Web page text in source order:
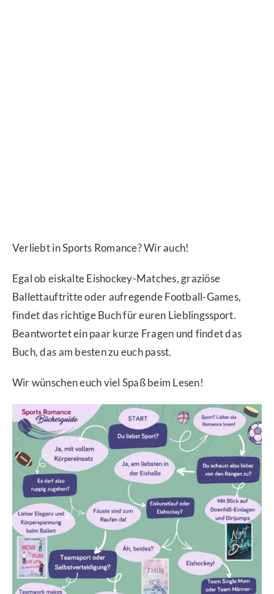
Verliebt in Sports Romance? Wir auch!
Egal ob eiskalte Eishockey-Matches, graziöse
Ballettauftritte oder aufregende Football-Games,
findet das richtige Buch für euren Lieblingssport.
Beantwortet ein paar kurze Fragen und findet das
Buch, das am besten zu euch passt.
Wir wünschen euch viel Spaß beim Lesen!